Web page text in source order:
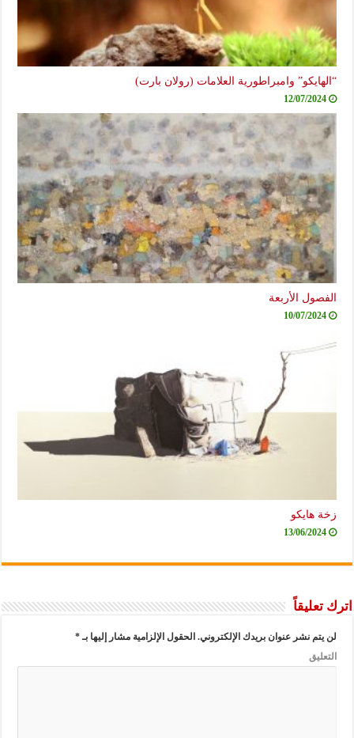
“الهايكو” وامبراطورية العلامات (رولان بارت)
12/07/2024
الفصول الأربعة
10/07/2024
زخة هايكو
13/06/2024
اترك تعليقاً
لن يتم نشر عنوان بريدك الإلكتروني. الحقول الإلزامية مشار إليها بـ*
التعليق